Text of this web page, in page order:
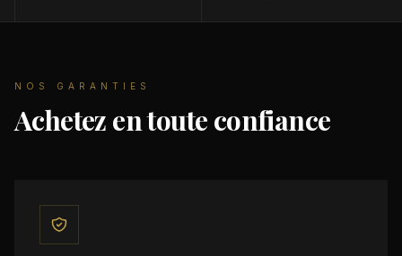
NOS GARANTIES
Achetez en toute confiance